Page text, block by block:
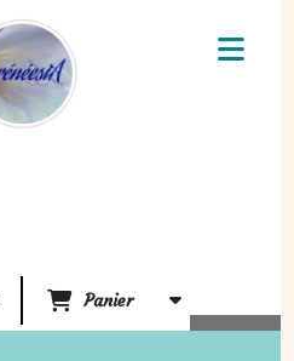
Panier